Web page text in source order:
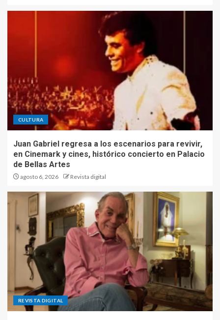
CULTURA
Juan Gabriel regresa a los escenarios para revivir,
en Cinemark y cines, histórico concierto en Palacio
de Bellas Artes
agosto 6, 2026 Revista digital
REVISTA DIGITAL